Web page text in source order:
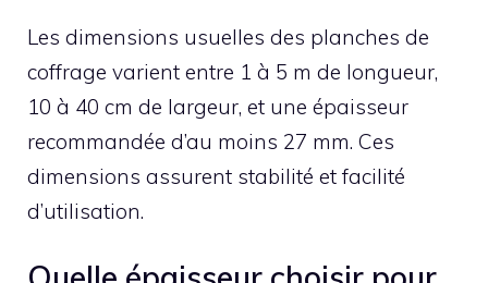
Les dimensions usuelles des planches de
coffrage varient entre 1 à 5 m de longueur,
10 à 40 cm de largeur, et une épaisseur
recommandée d’au moins 27 mm. Ces
dimensions assurent stabilité et facilité
d’utilisation.